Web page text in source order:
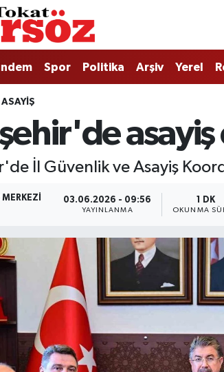
Spor Politika Arşiv Yerel
ASAYIŞ
İl Güvenlik ve Asayiş
MERKEZI 03.06.2026 - 09:56
YAYINLANMA
1 DK
OKUNMA
ve Fikstür